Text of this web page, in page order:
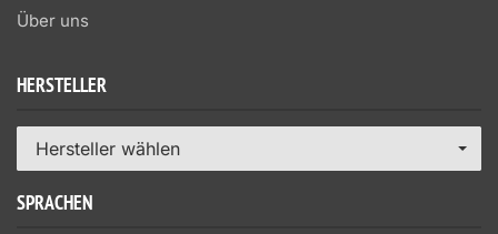
Über uns
HERSTELLER
Hersteller wählen
SPRACHEN